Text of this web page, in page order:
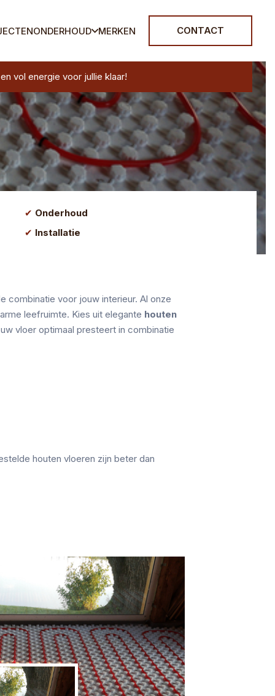
ONDERHOUD MERKEN CONTACT
vol energie voor jullie klaar!
Onderhoud
Installatie
combinatie voor jouw interieur. Al onze
leefruimte. Kies uit elegante houten
vloer optimaal presteert in combinatie
houten vloeren zijn beter dan